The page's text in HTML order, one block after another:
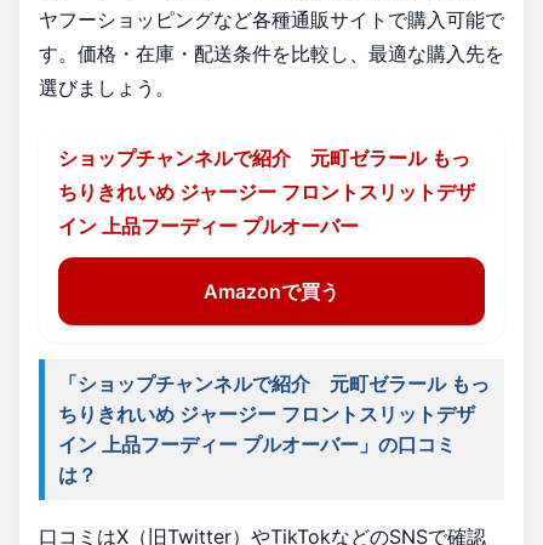
ヤフーショッピングなど各種通販サイトで購入可能で
す。価格・在庫・配送条件を比較し、最適な購入先を
選びましょう。
ショップチャンネルで紹介 元町ゼラール もっ
ちりきれいめ ジャージー フロントスリットデザ
イン 上品フーディー プルオーバー
Amazonで買う
「ショップチャンネルで紹介 元町ゼラール もっ
ちりきれいめ ジャージー フロントスリットデザ
イン 上品フーディー プルオーバー」の口コミ
は？
口コミはX（旧Twitter）やTikTokなどのSNSで確認